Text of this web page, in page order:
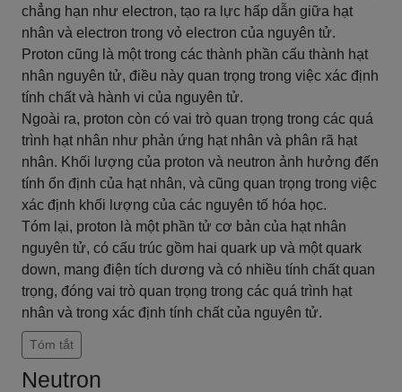
chẳng hạn như electron, tạo ra lực hấp dẫn giữa hạt
nhân và electron trong vỏ electron của nguyên tử.
Proton cũng là một trong các thành phần cấu thành hạt
nhân nguyên tử, điều này quan trọng trong việc xác định
tính chất và hành vi của nguyên tử.
Ngoài ra, proton còn có vai trò quan trọng trong các quá
trình hạt nhân như phản ứng hạt nhân và phân rã hạt
nhân. Khối lượng của proton và neutron ảnh hưởng đến
tính ổn định của hạt nhân, và cũng quan trọng trong việc
xác định khối lượng của các nguyên tố hóa học.
Tóm lại, proton là một phần tử cơ bản của hạt nhân
nguyên tử, có cấu trúc gồm hai quark up và một quark
down, mang điện tích dương và có nhiều tính chất quan
trọng, đóng vai trò quan trọng trong các quá trình hạt
nhân và trong xác định tính chất của nguyên tử.
Tóm tắt
Neutron